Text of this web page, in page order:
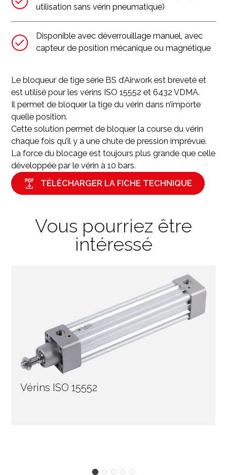
utilisation sans vérin pneumatique)
Disponible avec déverrouillage manuel, avec
capteur de position mécanique ou magnétique
Le bloqueur de tige série BS d’Airwork est breveté et
est utilisé pour les vérins ISO 15552 et 6432 VDMA.
Il permet de bloquer la tige du vérin dans n’importe
quelle position.
Cette solution permet de bloquer la course du vérin
chaque fois qu’il y a une chute de pression imprévue.
La force du blocage est toujours plus grande que celle
développée par le vérin à 10 bars.
TÉLÉCHARGER LA FICHE TECHNIQUE
Vous pourriez être
intéressé
Vérins ISO 15552